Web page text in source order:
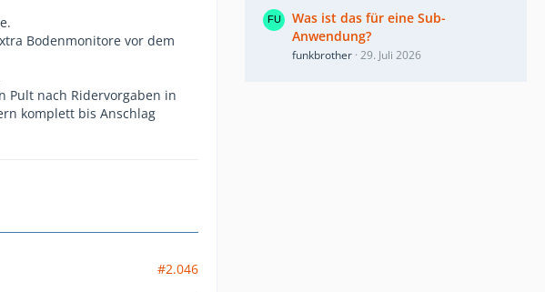
Bodenmonitore vor dem
Pult nach Ridervorgaben in
komplett bis Anschlag
#2.046
Was ist das für eine Sub-
Anwendung?
funkbrother 29. Juli 2026